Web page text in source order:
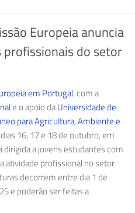
Europeia anuncia
do setor
em Portugal, com a
e o apoio daUniversidade de
para Agricultura, Ambiente e
16, 17 e 18 de outubro,em
dirigida a jovens estudantes com
atividade profissional no setor
decorrem entredia 1 de
e poderão ser feitas a